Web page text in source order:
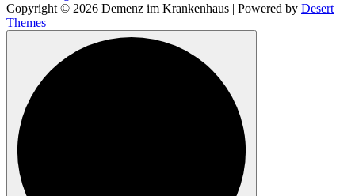
Copyright © 2026 Demenz im Krankenhaus | Powered by Desert
Themes